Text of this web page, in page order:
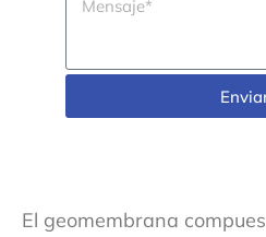
El geomembrana